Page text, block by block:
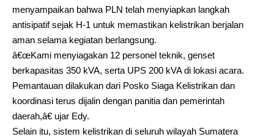
menyampaikan bahwa PLN telah menyiapkan langkah
antisipatif sejak H-1 untuk memastikan kelistrikan berjalan
aman selama kegiatan berlangsung.
â€œKami menyiagakan 12 personel teknik, genset
berkapasitas 350 kVA, serta UPS 200 kVA di lokasi acara.
Pemantauan dilakukan dari Posko Siaga Kelistrikan dan
koordinasi terus dijalin dengan panitia dan pemerintah
daerah,â€ ujar Edy.
Selain itu, sistem kelistrikan di seluruh wilayah Sumatera